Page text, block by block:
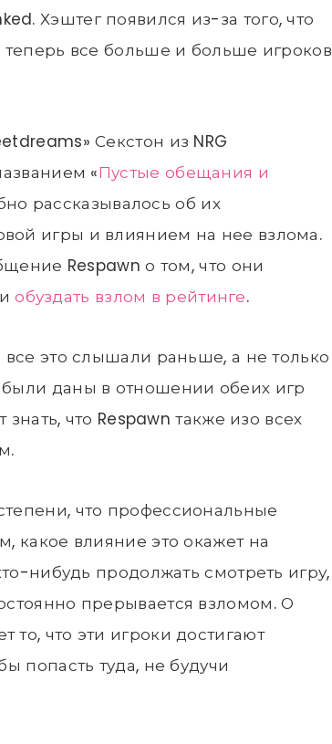
Хэштег появился из-за того, что
теперь все больше и больше игроков
Секстон из NRG
«Пустые обещания и
рассказывалось об их
игры и влиянием на нее взлома.
Respawn о том, что они
обуздать взлом в рейтинге.
это слышали раньше, а не только
даны в отношении обеих игр
что Respawn также изо всех
что профессиональные
какое влияние это окажет на
нибудь продолжать смотреть игру,
прерывается взломом. О
то, что эти игроки достигают
попасть туда, не будучи